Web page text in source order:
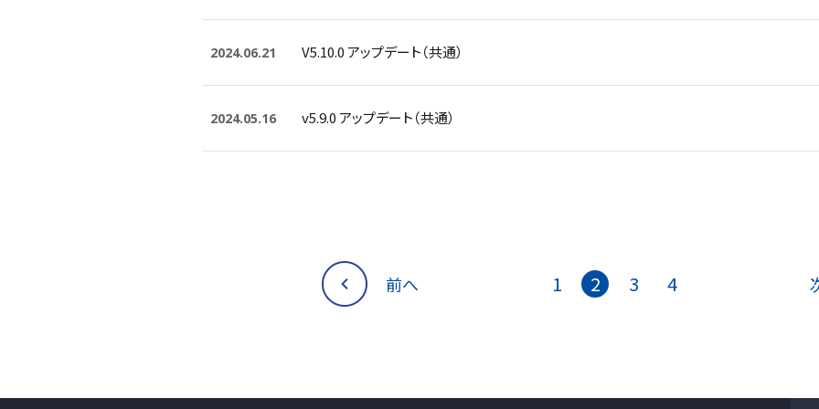
2024.06.21 V5.10.0 アップデート（共通）
2024.05.16 v5.9.0 アップデート（共通）
前へ 1 2 3 4